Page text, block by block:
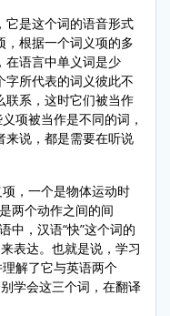
它是这个词的语音形式
，根据一个词义项的多
在语言中单义词是少
字所代表的词义彼此不
联系，这时它们被当作
项被当作是不同的词，
来说，都是需要在听说
，一个是物体运动时
两个动作之间的间
中，汉语“快”这个词的
表达。也就是说，学习
解了它与英语两个
学会这三个词，在翻译